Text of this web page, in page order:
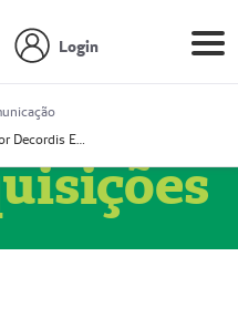
Login
Prestador Decordis Exames Cardiológicos LTDA (51004347-4)